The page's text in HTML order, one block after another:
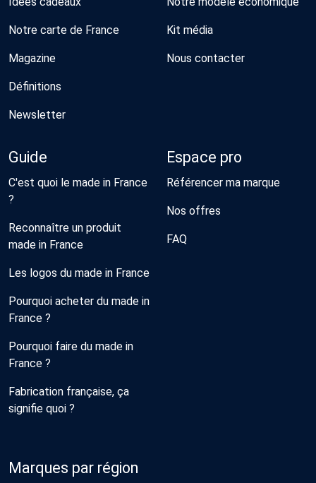
Notre carte de France
Magazine
Définitions
Newsletter
Kit média
Nous contacter
Guide
C'est quoi le made in France
?
Reconnaître un produit
made in France
Les logos du made in France
Pourquoi acheter du made in
France ?
Pourquoi faire du made in
France ?
Fabrication française, ça
signifie quoi ?
Espace pro
Référencer ma marque
Nos offres
FAQ
Marques par région